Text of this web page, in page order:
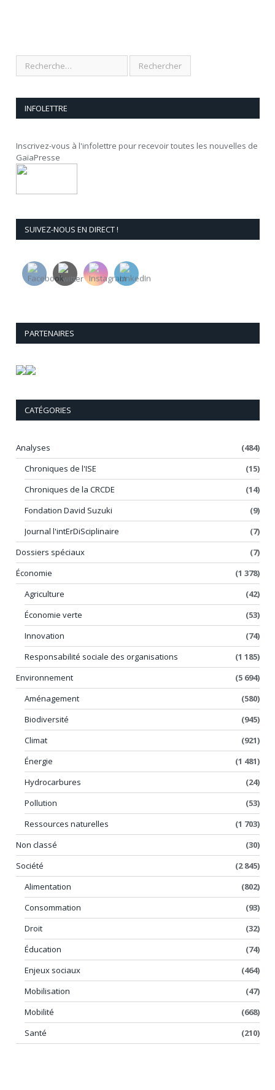
INFOLETTRE
Inscrivez-vous à l'infolettre pour recevoir toutes les nouvelles de
GaïaPresse
SUIVEZ-NOUS EN DIRECT !
PARTENAIRES
CATÉGORIES
Analyses
(484)
Chroniques de l'ISE
(15)
Chroniques de la CRCDE
(14)
Fondation David Suzuki
(9)
Journal l'intErDiSciplinaire
(7)
Dossiers spéciaux
(7)
Économie
(1 378)
Agriculture
(42)
Économie verte
(53)
Innovation
(74)
Responsabilité sociale des organisations
(1 185)
Environnement
(5 694)
Aménagement
(580)
Biodiversité
(945)
Climat
(921)
Énergie
(1 481)
Hydrocarbures
(24)
Pollution
(53)
Ressources naturelles
(1 703)
Non classé
(30)
Société
(2 845)
Alimentation
(802)
Consommation
(93)
Droit
(32)
Éducation
(74)
Enjeux sociaux
(464)
Mobilisation
(47)
Mobilité
(668)
Santé
(210)